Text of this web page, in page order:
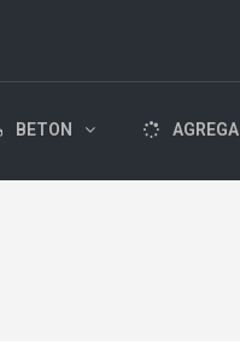
BETON AGREGA